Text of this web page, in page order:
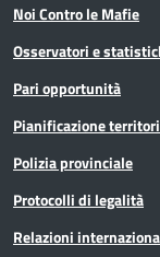
Noi Contro le Mafie
Osservatori e
Pari opportunità
Pianificazione
Polizia provinciale
Protocolli di legalità
Relazioni